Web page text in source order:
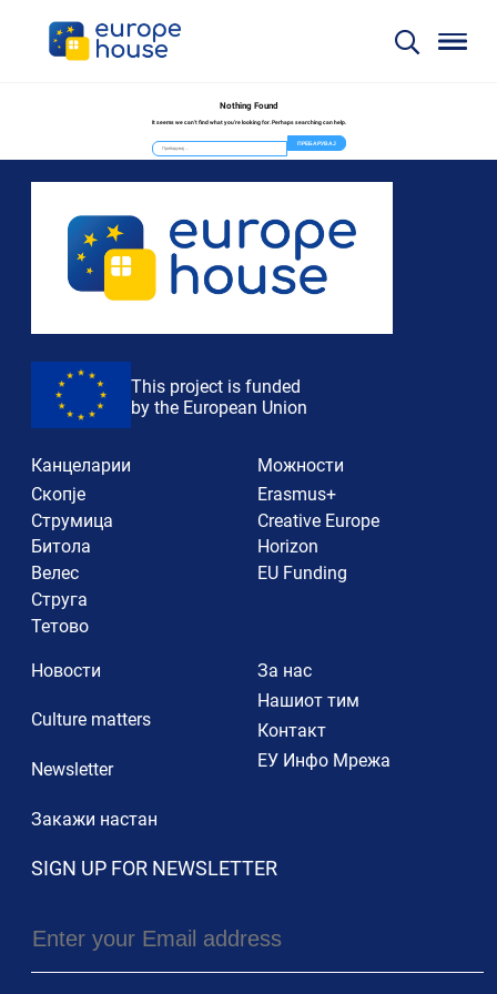
Nothing Found
It seems we can’t find what you’re looking for. Perhaps searching can help.
Пребарувај
за:
This project is funded
by the European Union
Канцеларии
Скопје
Струмица
Битола
Велес
Струга
Тетово
Можности
Erasmus+
Creative Europe
Horizon
EU Funding
Новости
Culture matters
Newsletter
Закажи настан
За нас
Нашиот тим
Контакт
ЕУ Инфо Мрежа
SIGN UP FOR NEWSLETTER